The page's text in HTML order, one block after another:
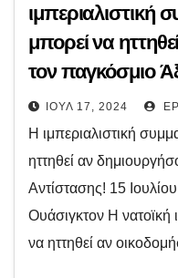
ιμπεριαλιστική
μπορεί να
τον παγκόσμιο
ΙΟΎΛ 17, 2024
Η ιμπεριαλιστική
ηττηθεί αν
Αντίστασης! 15
Ουάσιγκτον Η νατοϊκή
να ηττηθεί αν